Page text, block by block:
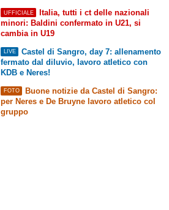
UFFICIALE
Italia, tutti i ct delle nazionali
minori: Baldini confermato in U21, si
cambia in U19
LIVE
Castel di Sangro, day 7: allenamento
fermato dal diluvio, lavoro atletico con
KDB e Neres!
FOTO
Buone notizie da Castel di Sangro:
per Neres e De Bruyne lavoro atletico col
gruppo